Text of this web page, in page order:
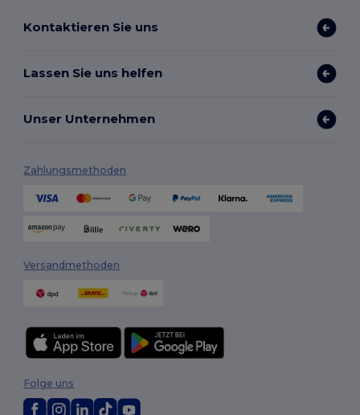
Kontaktieren Sie uns
Lassen Sie uns helfen
Unser Unternehmen
Zahlungsmethoden
Versandmethoden
Folge uns